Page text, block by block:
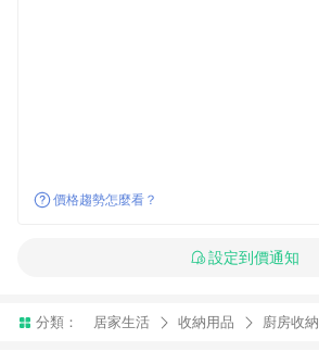
價格趨勢怎麼看？
設定到價通知
分類： 居家生活 收納用品 廚房收納